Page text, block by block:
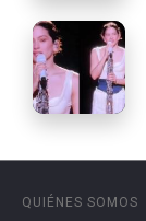
QUIÉNES SOMOS